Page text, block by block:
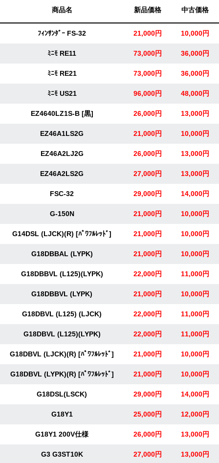
ド
振
商品名 新品価格 中古価格
ﾌｨﾝｻﾝﾀﾞｰ FS-32 21,000円 10,000円
ﾐﾆﾓ RE11 73,000円 36,000円
ﾐﾆﾓ RE21 73,000円 36,000円
ﾐﾆﾓ US21 96,000円 48,000円
EZ4640LZ1S-B [黒] 26,000円 13,000円
EZ46A1LS2G 21,000円 10,000円
EZ46A2LJ2G 26,000円 13,000円
EZ46A2LS2G 27,000円 13,000円
FSC-32 29,000円 14,000円
G-150N 21,000円 10,000円
G14DSL (LJCK)(R) [ﾊﾟﾜﾌﾙﾚｯﾄﾞ] 21,000円 10,000円
G18DBBAL (LYPK) 21,000円 10,000円
G18DBBVL (L125)(LYPK) 22,000円 11,000円
G18DBBVL (LYPK) 21,000円 10,000円
G18DBVL (L125) (LJCK) 22,000円 11,000円
G18DBVL (L125)(LYPK) 22,000円 11,000円
G18DBVL (LJCK)(R) [ﾊﾟﾜﾌﾙﾚｯﾄﾞ] 21,000円 10,000円
G18DBVL (LYPK)(R) [ﾊﾟﾜﾌﾙﾚｯﾄﾞ] 21,000円 10,000円
G18DSL(LSCK) 29,000円 14,000円
G18Y1 25,000円 12,000円
G18Y1 200V仕様 26,000円 13,000円
G3 G3ST10K 27,000円 13,000円